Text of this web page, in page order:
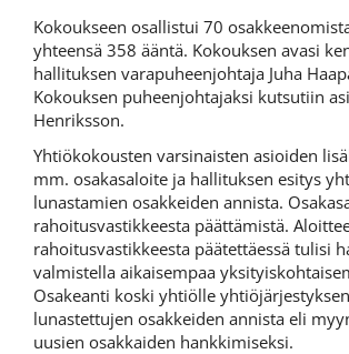
Kokoukseen osallistui 70
yhteensä 358 ääntä. Kokouksen avasi
hallituksen varapuheenjohtaja Juha
Kokouksen puheenjohtajaksi kutsutiin
Henriksson.
Yhtiökokousten varsinaisten asioiden
mm. osakasaloite ja hallituksen esitys
lunastamien osakkeiden annista.
rahoitusvastikkeesta päättämistä.
rahoitusvastikkeesta päätettäessä tulisi
valmistella aikaisempaa
Osakeanti koski yhtiölle
lunastettujen osakkeiden annista eli
uusien osakkaiden hankkimiseksi.